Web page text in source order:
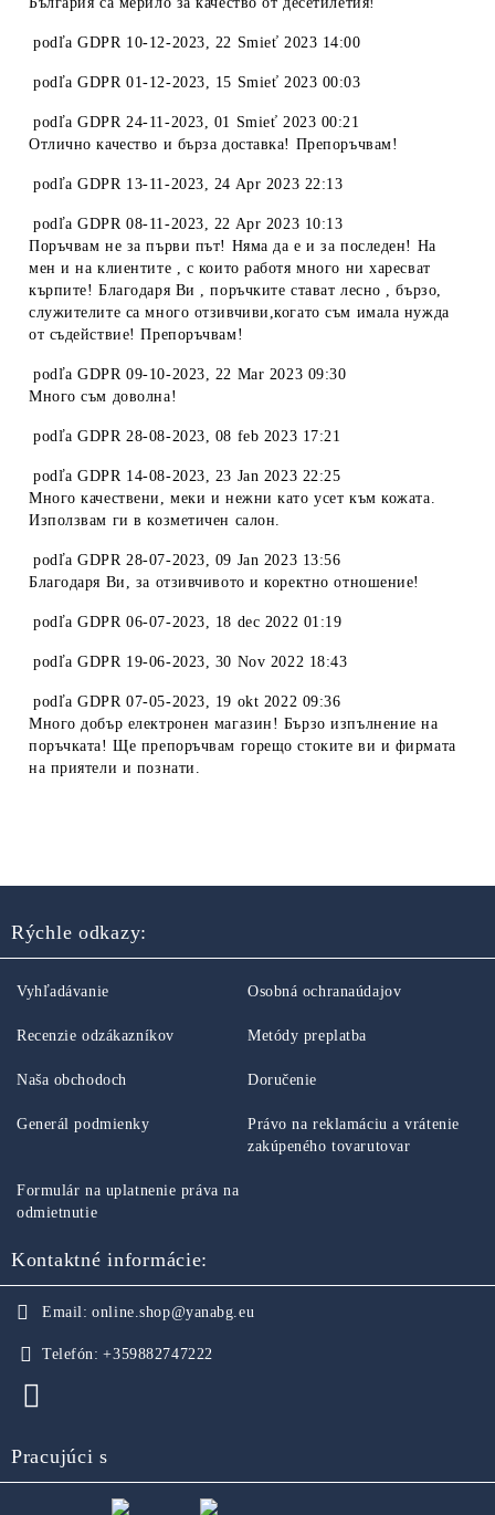
podľaGDPR 10-12-2023, 22 Smieť 2023 14:00
podľaGDPR 01-12-2023, 15 Smieť 2023 00:03
podľaGDPR 24-11-2023, 01 Smieť 2023 00:21
Отлично качество и бърза доставка! Препоръчвам!
podľaGDPR 13-11-2023, 24 Apr 2023 22:13
podľaGDPR 08-11-2023, 22 Apr 2023 10:13
Поръчвам не за първи път! Няма да е и за последен! На
мен и на клиентите , с които работя много ни харесват
кърпите! Благодаря Ви , поръчките стават лесно , бързо,
служителите са много отзивчиви,когато съм имала нужда
от съдействие! Препоръчвам!
podľaGDPR 09-10-2023, 22 Mar 2023 09:30
Много съм доволна!
podľaGDPR 28-08-2023, 08 feb 2023 17:21
podľaGDPR 14-08-2023, 23 Jan 2023 22:25
Много качествени, меки и нежни като усет към кожата.
Използвам ги в козметичен салон.
podľaGDPR 28-07-2023, 09 Jan 2023 13:56
Благодаря Ви, за отзивчивото и коректно отношение!
podľaGDPR 06-07-2023, 18 dec 2022 01:19
podľaGDPR 19-06-2023, 30 Nov 2022 18:43
podľaGDPR 07-05-2023, 19 okt 2022 09:36
Много добър електронен магазин! Бързо изпълнение на
поръчката! Ще препоръчвам горещо стоките ви и фирмата
на приятели и познати.
Rýchle odkazy:
Vyhľadávanie
Recenzie odzákazníkov
Naša obchodoch
Generál podmienky
Osobná ochranaúdajov
Metódy preplatba
Doručenie
Právo na reklamáciu a vrátenie
zakúpeného tovarutovar
Formulár na uplatnenie práva na
odmietnutie
Kontaktné informácie:
Email: online.shop@yanabg.eu
Telefón: +359882747222
Pracujúci s